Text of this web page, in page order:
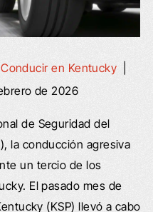
Conducir en Kentucky
de 2026
de Seguridad del
la conducción agresiva
un tercio de los
El pasado mes de
(KSP) llevó a cabo